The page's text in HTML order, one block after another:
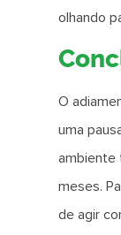
olhando
O
uma
ambiente
meses.
de agir